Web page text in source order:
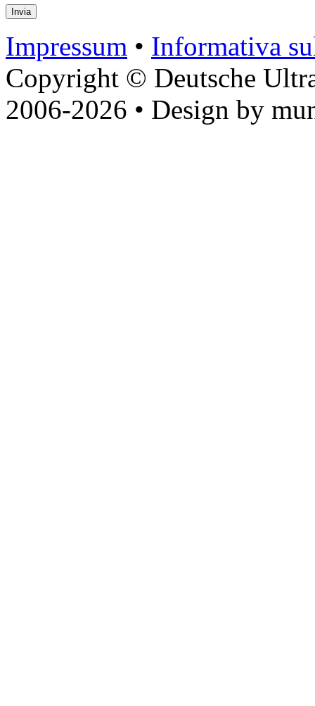
Impressum • Informativa
Copyright © Deutsche
2006-2026 • Design by